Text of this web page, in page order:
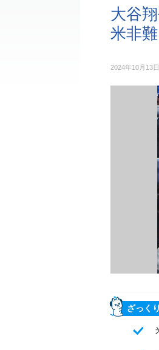
大谷
米非
2024年10月13
ざっく